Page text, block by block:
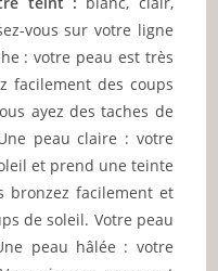
vous sur votre ligne
: votre peau est très
facilement des coups
ayez des taches de
peau claire : votre
et prend une teinte
bronzez facilement et
de soleil. Votre peau
peau hâlée : votre